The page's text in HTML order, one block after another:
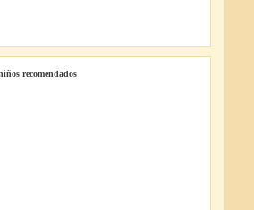
recomendados